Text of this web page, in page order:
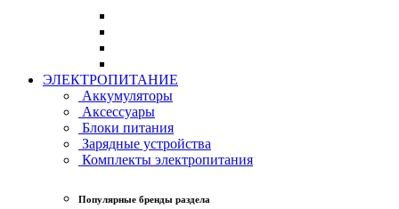
ЭЛЕКТРОПИТАНИЕ
Аккумуляторы
Аксессуары
Блоки питания
Зарядные устройства
Комплекты электропитания
Популярные бренды раздела